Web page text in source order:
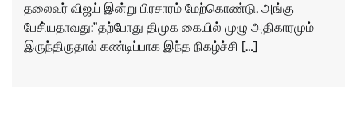
தலைவர் விஜய் இன்று பிரசாரம் மேற்கொண்டு, அங்கு
பேசி்யதாவது:”தற்போது திமுக கையில் முழு அதிகாரமும்
இருந்திருதால் கண்டிப்பாக இந்த நிகழ்ச்சி […]